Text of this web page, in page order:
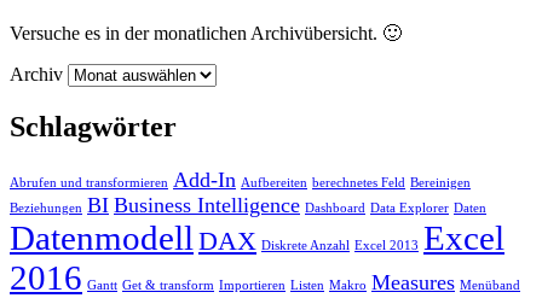
Versuche es in der monatlichen Archivübersicht. 🙂
Archiv
Schlagwörter
Abrufen und transformieren Add-In Aufbereiten berechnetes Feld Bereinigen
Beziehungen BI Business Intelligence Dashboard Data Explorer Daten
Datenmodell DAX Diskrete Anzahl Excel 2013 Excel
2016 Gantt Get & transform Importieren Listen Makro Measures Menüband